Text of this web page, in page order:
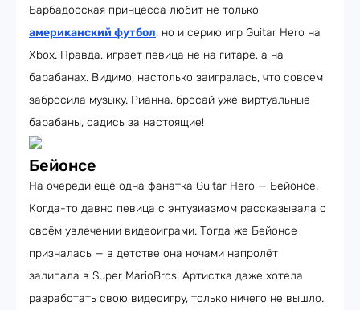
Барбадосская принцесса любит не только
американский футбол, но и серию игр Guitar Hero на
Xbox. Правда, играет певица не на гитаре, а на
барабанах. Видимо, настолько заигралась, что совсем
забросила музыку. Рианна, бросай уже виртуальные
барабаны, садись за настоящие!
Бейонсе
На очереди ещё одна фанатка Guitar Hero — Бейонсе.
Когда-то давно певица с энтузиазмом рассказывала о
своём увлечении видеоиграми. Тогда же Бейонсе
призналась — в детстве она ночами напролёт
залипала в Super MarioBros. Артистка даже хотела
разработать свою видеоигру, только ничего не вышло.